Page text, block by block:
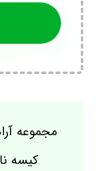
مجموعه
کیسه